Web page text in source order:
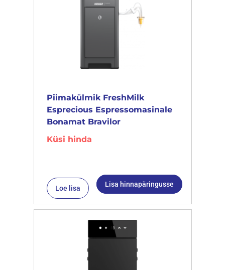
Piimakülmik FreshMilk
Esprecious Espressomasinale
Bonamat Bravilor
Küsi hinda
Loe lisa Lisa hinnapäringusse